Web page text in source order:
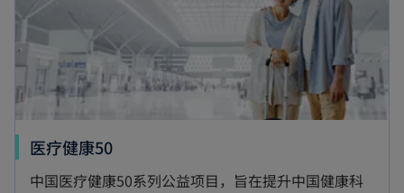
医疗健康50
中国医疗健康50系列公益项目，旨在提升中国健康科